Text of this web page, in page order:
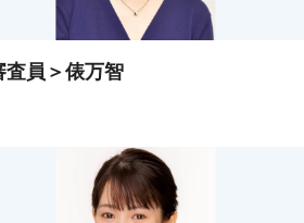
査員＞俵万智